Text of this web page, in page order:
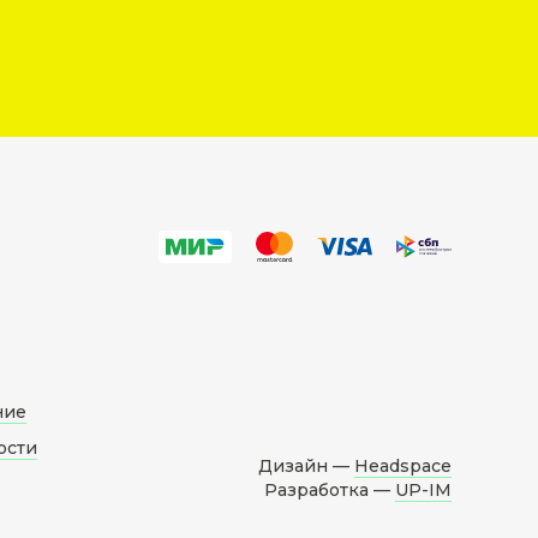
Дизайн — Headspace
Разработка — UP-IM